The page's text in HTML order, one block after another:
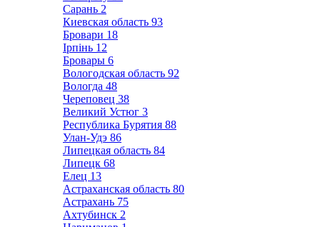
Сарань 2
Киевская область 93
Бровари 18
Ірпінь 12
Бровары 6
Вологодская область 92
Вологда 48
Череповец 38
Великий Устюг 3
Республика Бурятия 88
Улан-Удэ 86
Липецкая область 84
Липецк 68
Елец 13
Астраханская область 80
Астрахань 75
Ахтубинск 2